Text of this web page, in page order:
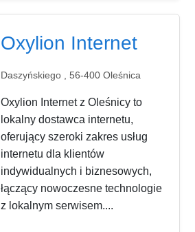
Oxylion Internet
Daszyńskiego , 56-400 Oleśnica
Oxylion Internet z Oleśnicy to
lokalny dostawca internetu,
oferujący szeroki zakres usług
internetu dla klientów
indywidualnych i biznesowych,
łączący nowoczesne technologie
z lokalnym serwisem....